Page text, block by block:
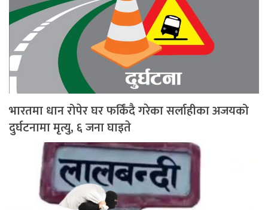
भारतमा धान रोपेर घर फर्किंदै गरेका सर्लाहीका अजयको
दुर्घटनामा मृत्यु, ६ जना घाइते